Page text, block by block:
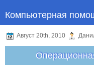
Компьютерная
Август 20th, 2010